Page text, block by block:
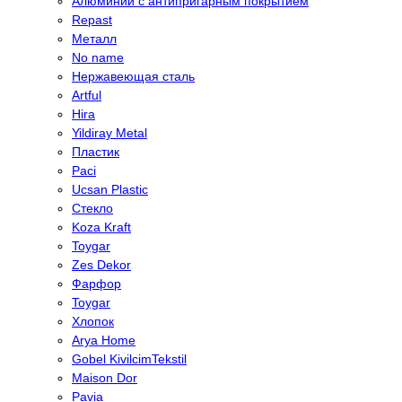
Repast
Металл
No name
Нержавеющая сталь
Artful
Hira
Yildiray Metal
Пластик
Paci
Ucsan Plastic
Стекло
Koza Kraft
Toygar
Zes Dekor
Фарфор
Toygar
Хлопок
Arya Home
Gobel KivilcimTekstil
Maison Dor
Pavia